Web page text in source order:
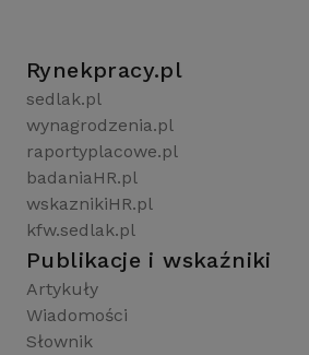
Rynekpracy.pl
sedlak.pl
wynagrodzenia.pl
raportyplacowe.pl
badaniaHR.pl
wskaznikiHR.pl
kfw.sedlak.pl
Publikacje i wskaźniki
Artykuły
Wiadomości
Słownik